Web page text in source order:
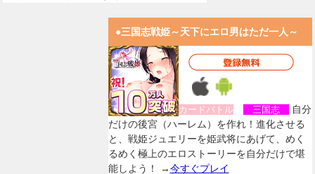
●三国志戦姫～天下にエロ男はただ一人～
カードバトル 三国志
自分
だけの後宮（ハーレム）を作れ！進化させる
と、戦姫ジュエリーを姫武将にあげて、めく
るめく極上のエロストーリーを自分だけで堪
能しよう！ →今すぐプレイ